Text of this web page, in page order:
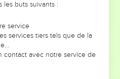
moins les doutes, les erreurs
traversés, alors même que ce
ont façonnés.
entrepreneurs, et responsables
les buts suivants :
service
services tiers tels que de la
contact avec notre service de